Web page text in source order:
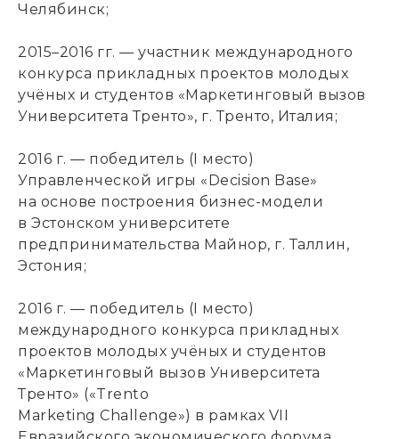
Челябинск;
2015–2016 гг. — участник международного
конкурса прикладных проектов молодых
учёных и студентов «Маркетинговый вызов
Университета Тренто», г. Тренто, Италия;
2016 г. — победитель (I место)
Управленческой игры «Decision Base»
на основе построения бизнес-модели
в Эстонском университете
предпринимательства Майнор, г. Таллин,
Эстония;
2016 г. — победитель (I место)
международного конкурса прикладных
проектов молодых учёных и студентов
«Маркетинговый вызов Университета
Тренто» («Trento
Marketing Challenge») в рамках VII